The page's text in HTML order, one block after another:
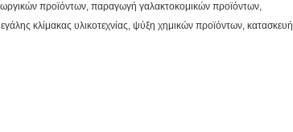
προϊόντων, παραγωγή γαλακτοκομικών προϊόντων,
κλίμακας υλικοτεχνίας, ψύξη χημικών προϊόντων, κατασκευή